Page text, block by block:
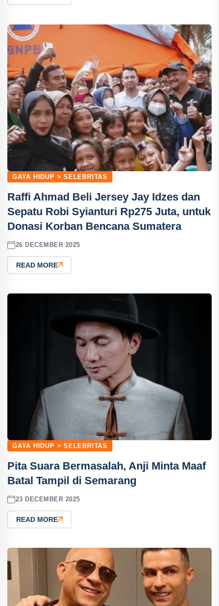
GAYA HIDUP > SELEBRITAS
Raffi Ahmad Beli Jersey Jay Idzes dan
Sepatu Robi Syianturi Rp275 Juta, untuk
Donasi Korban Bencana Sumatera
26 DECEMBER 2025
READ MORE
GAYA HIDUP > SELEBRITAS
Pita Suara Bermasalah, Anji Minta Maaf
Batal Tampil di Semarang
23 DECEMBER 2025
READ MORE